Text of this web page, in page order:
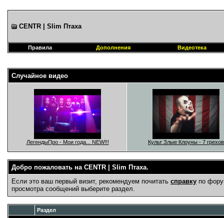
CENTR | Slim Птаха
Правила Дополнения Видеотека
Случайное видео
ЛегендыПро - Мои года... NEW!!! Культ Злые Клоуны - 7 грехов
Добро пожаловать на CENTR | Slim Птаха.
Если это ваш первый визит, рекомендуем почитать справку по
просмотра сообщений выберите раздел.
Раздел